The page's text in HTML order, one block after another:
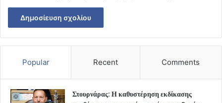
Popular Recent Comments
Στουρνάρας: Η καθυστέρηση εκδίκασης